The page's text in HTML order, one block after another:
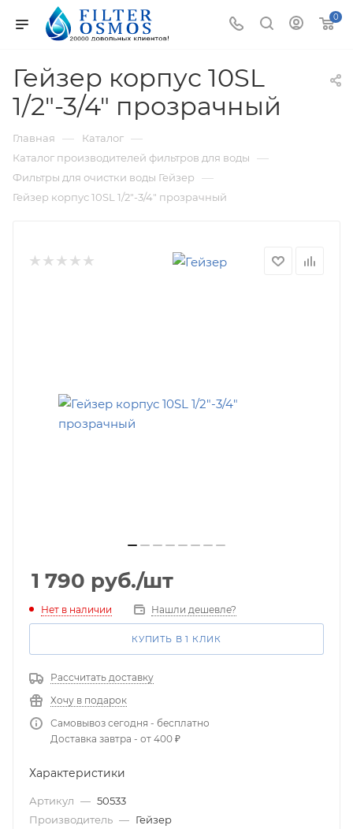
0
Гейзер корпус 10SL
1/2"-3/4" прозрачный
Главная — Каталог —
Каталог производителей фильтров для воды —
Фильтры для очистки воды Гейзер —
Гейзер корпус 10SL 1/2"-3/4" прозрачный
1 790 руб./шт
Нет в наличии Нашли дешевле?
КУПИТЬ В 1 КЛИК
Рассчитать доставку
Хочу в подарок
Самовывоз сегодня - бесплатно
Доставка завтра - от 400 ₽
Характеристики
Артикул — 50533
Производитель — Гейзер